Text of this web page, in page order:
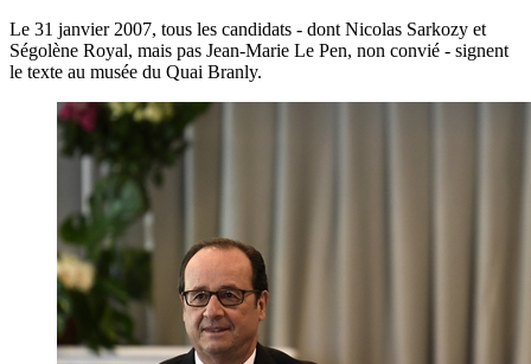
Le 31 janvier 2007, tous les candidats - dont Nicolas Sarkozy et
Ségolène Royal, mais pas Jean-Marie Le Pen, non convié - signent
le texte au musée du Quai Branly.